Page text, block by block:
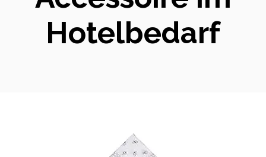
Hotelbedarf